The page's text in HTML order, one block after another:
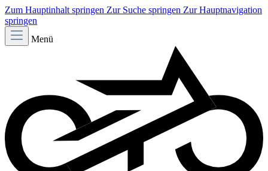
Zum Hauptinhalt springen Zur Suche springen Zur Hauptnavigation
springen
Menü